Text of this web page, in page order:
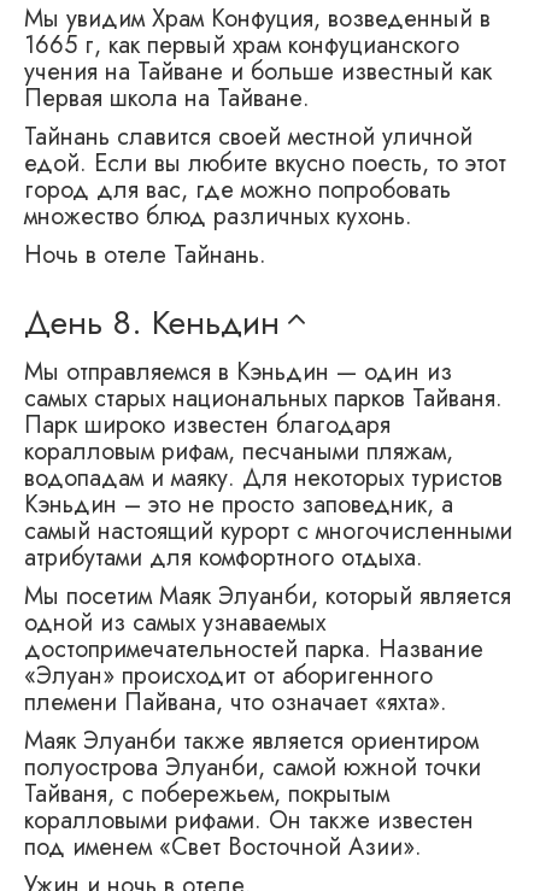
Мы увидим Храм Конфуция, возведенный в
1665 г, как первый храм конфуцианского
учения на Тайване и больше известный как
Первая школа на Тайване.
Тайнань славится своей местной уличной
едой. Если вы любите вкусно поесть, то этот
город для вас, где можно попробовать
множество блюд различных кухонь.
Ночь в отеле Тайнань.
День 8. Кеньдин
Мы отправляемся в Кэньдин — один из
самых старых национальных парков Тайваня.
Парк широко известен благодаря
коралловым рифам, песчаными пляжам,
водопадам и маяку. Для некоторых туристов
Кэньдин – это не просто заповедник, а
самый настоящий курорт с многочисленными
атрибутами для комфортного отдыха.
Мы посетим Маяк Элуанби, который является
одной из самых узнаваемых
достопримечательностей парка. Название
«Элуан» происходит от аборигенного
племени Пайвана, что означает «яхта».
Маяк Элуанби также является ориентиром
полуострова Элуанби, самой южной точки
Тайваня, с побережьем, покрытым
коралловыми рифами. Он также известен
под именем «Свет Восточной Азии».